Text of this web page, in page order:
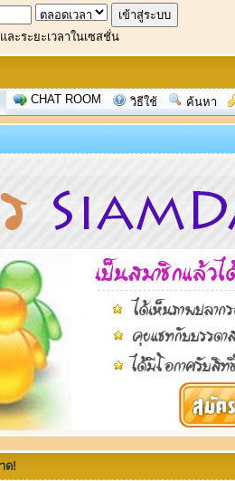
ะระยะเวลาในเซสชั่น
CHAT ROOM วิธีใช้ ค้นหา
ด!